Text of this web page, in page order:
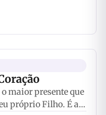
maior presente que
próprio Filho. É a…